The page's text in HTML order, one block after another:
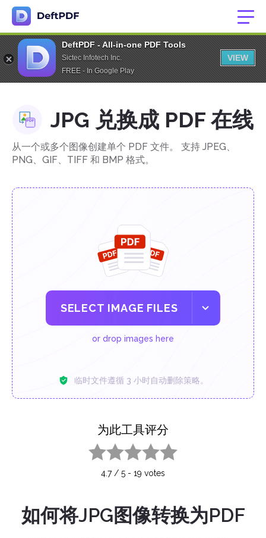
DeftPDF - All-in-one PDF Tools
Sictec Infotech Inc.
FREE - In Google Play
VIEW
JPG 兑换成 PDF 在线
从一个或多个图像创建单个 PDF 文件。 支持 JPEG、
PNG、GIF、TIFF 和 BMP 格式。
SELECT IMAGE FILES
or drop images here
临时文件遵循 3 小时自动删除策略。
为此工具评分
4.7/ 5 - 19 votes
如何将JPG图像转换为PDF